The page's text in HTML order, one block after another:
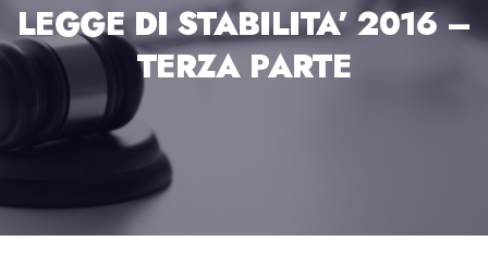
LEGGE DI STABILITA’ 2016 –
TERZA PARTE